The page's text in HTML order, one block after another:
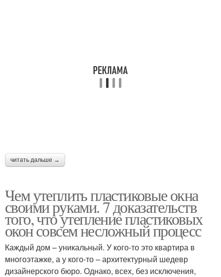
читать дальше →
Чем утеплить пластиковые окна
своими руками. 7 доказательств
того, что утепление пластиковых
окон совсем несложный процесс
Каждый дом – уникальный. У кого-то это квартира в
многоэтажке, а у кого-то – архитектурный шедевр
дизайнерского бюро. Однако, всех, без исключения,